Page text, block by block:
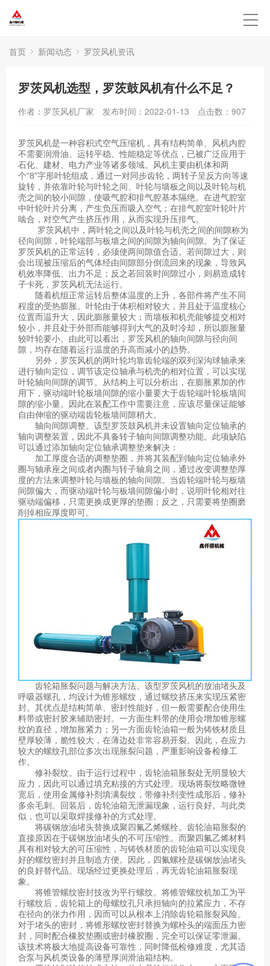
首页 新闻动态 罗茨风机资讯
罗茨风机选型，罗茨鼓风机有什么不足？
作者：罗茨风机厂家 发布时间：2022-01-13 点击数： 907
罗茨风机是一种容积式空气压缩机，具有结构简单、风机内腔
不需要润滑油、运转平稳、性能稳定等优点，已被广泛应用于
石化、建材、电力产业等诸多领域。风机主要由机体和两
个“8”字形叶轮组成，通过一对同步齿轮，两转子呈反方向等速
旋转，并依靠叶轮与叶轮之间、叶轮与墙板之间以及叶轮与机
壳之间的较小间隙，使吸气腔和排气腔基本隔绝。在进气腔室
中叶轮叶片分离，产生负压而吸入空气；在排气腔室叶轮叶片
啮合，对空气产生挤压作用，从而实现升压排气。
罗茨风机中，两叶轮之间以及叶轮与机壳之间的间隙称为
径向间隙，叶轮端部与板墙之间的间隙为轴向间隙。为了保证
罗茨风机的正常运转，必须使两间隙值合适。若间隙过大，则
会出现被压缩后的气体经由间隙部分倒流回来的现象，导致风
机效率降低、出力不足；反之若回装时间隙过小，则易造成转
子卡死，罗茨风机无法运行。
随着机组正常运转后整体温度的上升，各部件将产生不同
程度的受热膨胀。叶轮由于体积相对较大，并且处于温度核心
位置而温升大，因此膨胀量较大；而墙板和机壳能够提交相对
较小，并且处于外部而能够得到大气的及时冷却，所以膨胀量
较叶轮要小。由此可以看出，罗茨风机的轴向间隙与径向间
隙，均存在随着运行温度的升高而减小的趋势。
另外，罗茨风机的两叶轮均靠齿轮端的双列深沟球轴承来
进行轴向定位，调节该定位轴承与机壳的相对位置，可以实现
叶轮轴向间隙的调节。从结构上可以分析出，在膨胀累加的作
用下，驱动端叶轮板墙间隙的缩小量要大于齿轮端叶轮板墙间
隙的缩小量。因此在装配工作中需要注意，应该尽量保证能够
自由伸缩的驱动端齿轮板墙间隙稍大。
轴向间隙调整。该型罗茨鼓风机并未设置轴向定位轴承的
轴向调整装置，因此不具备转子轴向间隙调整功能。此项缺陷
可以通过添加轴向定位轴承调整垫来解决：
加工厚度合适的调整垫圈，并将其装配到轴向定位轴承外
圈与轴承座之间或者内圈与转子轴肩之间，通过改变调整垫厚
度的方法来调整叶轮与墙板的轴向间隙。当齿轮端叶轮与板墙
间隙偏大，而驱动端叶轮与板墙间隙偏小时，说明叶轮相对往
驱动端偏移，只需更换成更厚的垫圈；反之，只需要将垫圈磨
削掉相应厚度即可。
齿轮箱胀裂问题与解决方法。该型罗茨风机的放油堵头及
呼吸器螺孔，均设计为锥形螺纹，通过螺纹挤压来实现压紧密
封。其优点是结构简单、密封性能好，但一般需要配合使用生
料带或密封胶来辅助密封。一方面生料带的使用会增加锥形螺
纹的直径，增加胀紧力；另一方面齿轮油箱一般为铸铁材质且
壁厚较薄，脆性较大，在薄边处非常容易开裂。因此，在应力
较大的螺纹孔部位多次出现胀裂问题，严重影响设备检修工
作。
修补裂纹。由于运行过程中，齿轮油箱胀裂处无明显较大
应力，因此可以通过填充粘接的方式处理。现场将裂纹略微锉
宽后，使用金属修补剂填满裂纹，带修补剂变性成形后，修补
多余毛刺。回装后，齿轮油箱无泄漏现象，运行良好。与此类
似，也可以采取焊接修补的方式处理。
将碳钢放油堵头替换成聚四氟乙烯螺栓。齿轮油箱胀裂的
直接原因在于碳钢放油堵头的不可压缩性。而聚四氟乙烯材料
具有相对较大的可压缩性，与铸铁材质的齿轮油箱可以实现良
好的螺纹密封并且制造方便。因此，四氟螺栓是碳钢放油堵头
的良好替代品。现场经过更换处理后，再无齿轮油箱胀裂现
象。
将锥管螺纹密封技改为平行螺纹。将锥管螺纹机加工为平
行螺纹后，齿轮箱上的母螺纹孔只承担轴向的拉紧应力，不存
在径向的张力作用，因而可以从根本上消除齿轮箱胀裂风险。
对于堵头的密封，将锥形螺纹密封替换为螺栓头的端面压力密
封，同时配合橡胶垫圈或密封橡胶圈，完全可以保证零泄漏。
该技术将极大地提高设备可靠性，同时降低检修难度，尤其适
合泵与风机类设备的薄壁厚润滑油箱结构。